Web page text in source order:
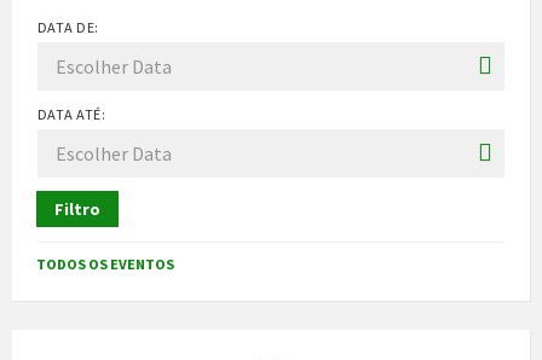
DATA DE:
DATA ATÉ:
Filtro
TODOS OS EVENTOS